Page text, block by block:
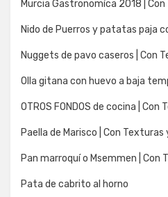
Murcia Gastronomíca 2018 |
Nido de Puerros y patatas paja
Nuggets de pavo caseros | Con
Olla gitana con huevo a baja
OTROS FONDOS de cocina |
Paella de Marisco | Con Texturas
Pan marroquí o Msemmen | Con
Pata de cabrito al horno